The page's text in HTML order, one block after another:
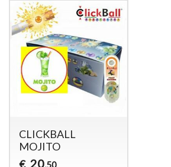
CLICKBALL
MOJITO
€ 20,50